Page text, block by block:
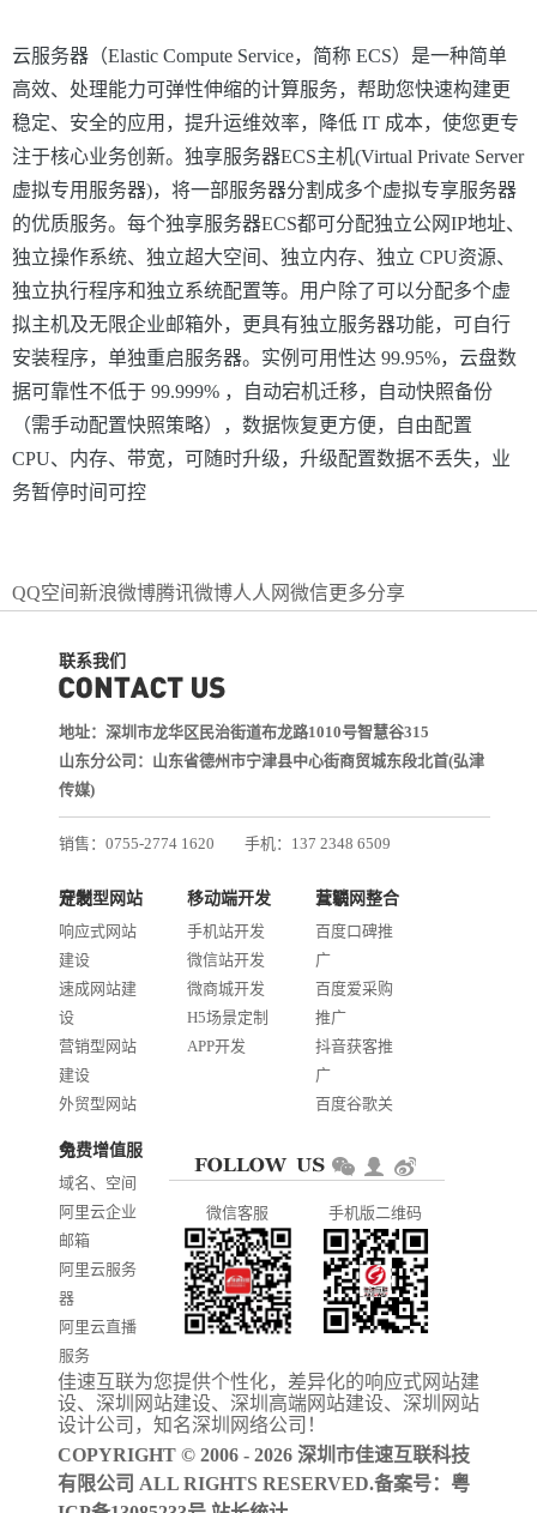
云服务器（Elastic Compute Service，简称 ECS）是一种简单
高效、处理能力可弹性伸缩的计算服务，帮助您快速构建更
稳定、安全的应用，提升运维效率，降低 IT 成本，使您更专
注于核心业务创新。独享服务器ECS主机(Virtual Private Server
虚拟专用服务器)，将一部服务器分割成多个虚拟专享服务器
的优质服务。每个独享服务器ECS都可分配独立公网IP地址、
独立操作系统、独立超大空间、独立内存、独立 CPU资源、
独立执行程序和独立系统配置等。用户除了可以分配多个虚
拟主机及无限企业邮箱外，更具有独立服务器功能，可自行
安装程序，单独重启服务器。实例可用性达 99.95%，云盘数
据可靠性不低于 99.999% ，自动宕机迁移，自动快照备份
（需手动配置快照策略），数据恢复更方便，自由配置
CPU、内存、带宽，可随时升级，升级配置数据不丢失，业
务暂停时间可控
QQ空间 新浪微博腾讯微博人人网微信更多分享
联系我们
地址：深圳市龙华区民治街道布龙路1010号智慧谷315
山东分公司：山东省德州市宁津县中心街商贸城东段北首(弘津
传媒)
销售：0755-2774 1620
手机：137 2348 6509
邮箱：services@jiasuweb.com
定制型网站开发
响应式网站
建设
速成网站建
设
营销型网站
建设
外贸型网站
商城网站开
发
门户信息平
台开发
移动端开发
手机站开发
微信站开发
微商城开发
H5场景定制
APP开发
互联网整合营销
百度口碑推
广
百度爱采购
推广
抖音获客推
广
百度谷歌关
AI智能发布
免费增值服务
域名、空间
阿里云企业
邮箱
阿里云服务
器
阿里云直播
服务
阿里云ICP备
案
微信客服 手机版二维码
佳速互联为您提供个性化，差异化的响应式网站建
设、 深圳网站建设、 深圳高端网站建设、 深圳网站
设计公司 ，知名深圳网络公司 ！
COPYRIGHT © 2006 - 2026 深圳市佳速互联科技
有限公司 ALL RIGHTS RESERVED.备案号： 粤